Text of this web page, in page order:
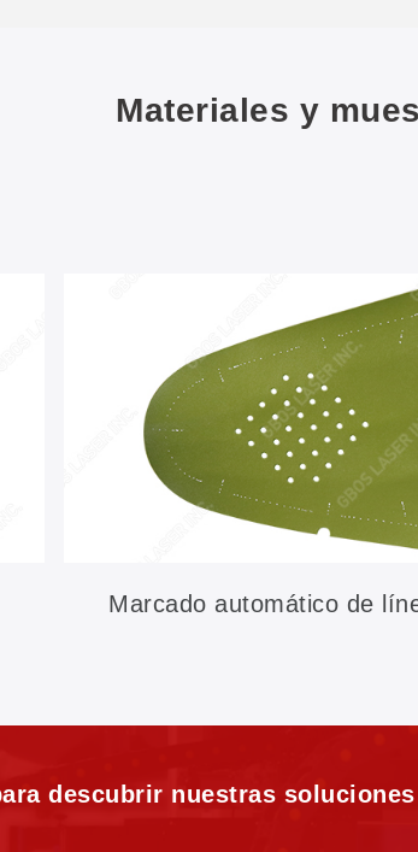
Materiales y
Marcado automático de
descubrir nuestras